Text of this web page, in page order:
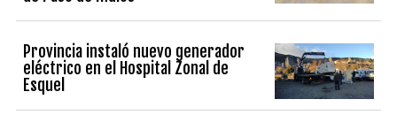
Provincia instaló nuevo generador
eléctrico en el Hospital Zonal de
Esquel